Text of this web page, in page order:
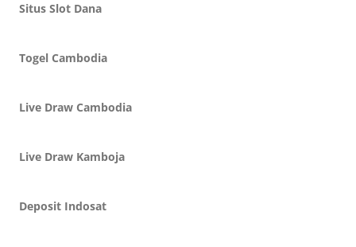
Situs Slot Dana
Togel Cambodia
Live Draw Cambodia
Live Draw Kamboja
Deposit Indosat